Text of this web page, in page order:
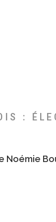
:
Noémie